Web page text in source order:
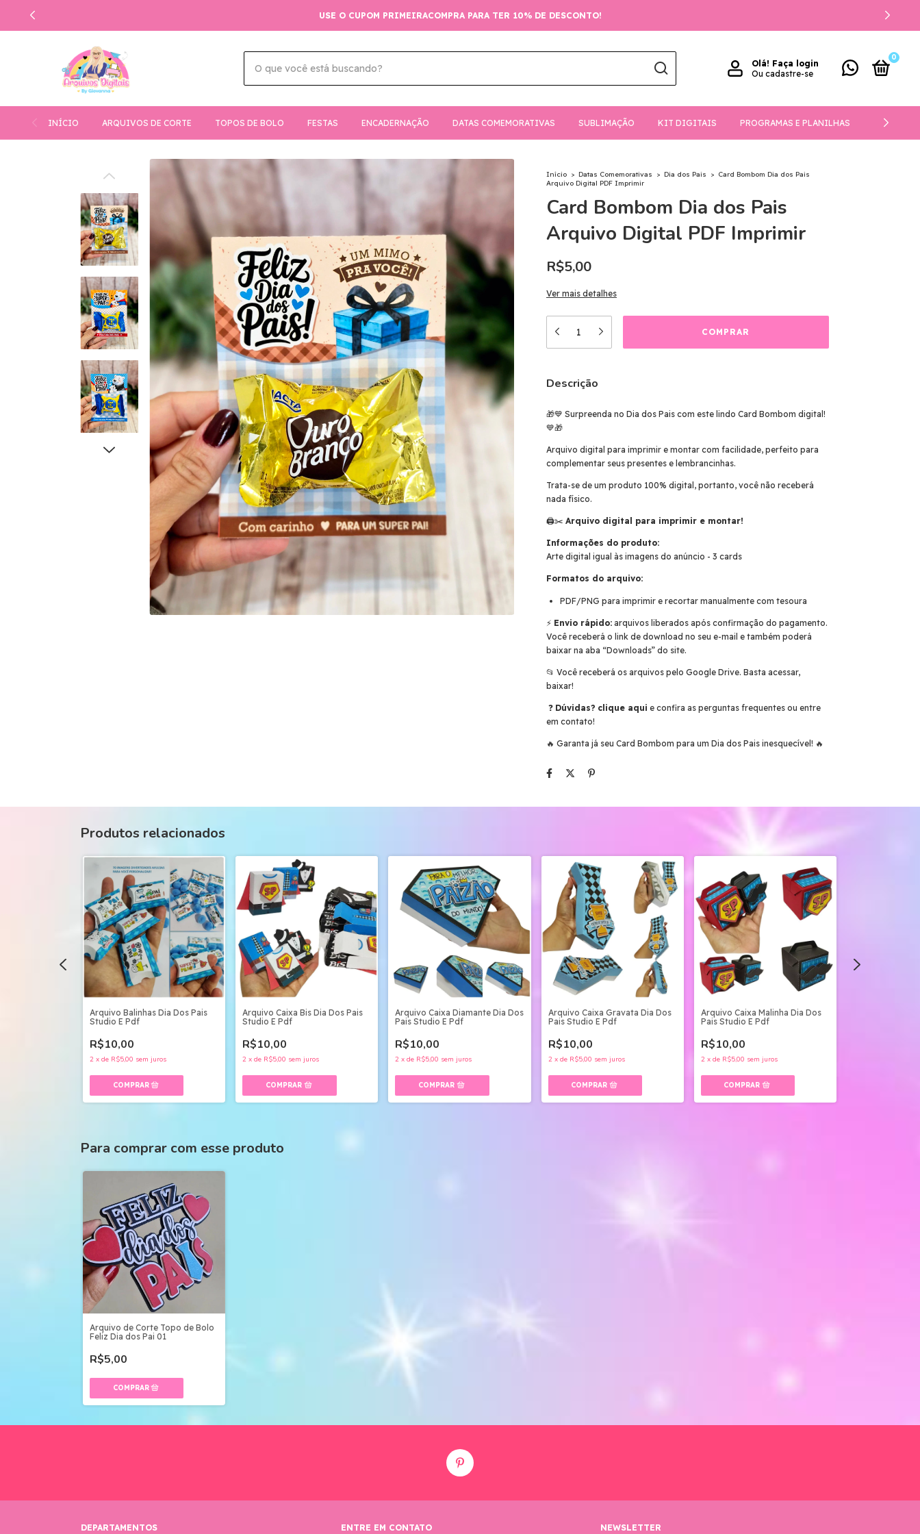
USE O CUPOM PRIMEIRACOMPRA PARA TER 10% DE DESCONTO!
Olá! Faça login
Ou cadastre-se
0
INÍCIO ARQUIVOS DE CORTE TOPOS DE BOLO FESTAS ENCADERNAÇÃO DATAS COMEMORATIVAS SUBLIMAÇÃO KIT DIGITAIS PROGRAMAS E PLANILHAS
Início > Datas Comemorativas > Dia dos Pais > Card Bombom Dia dos Pais
Arquivo Digital PDF Imprimir
Card Bombom Dia dos Pais
Arquivo Digital PDF Imprimir
R$5,00
Ver mais detalhes
Descrição
🎁💙 Surpreenda no Dia dos Pais com este lindo Card Bombom digital!
💙🎁
Arquivo digital para imprimir e montar com facilidade, perfeito para
complementar seus presentes e lembrancinhas.
Trata-se de um produto 100% digital, portanto, você não receberá
nada físico.
🖨️✂️ Arquivo digital para imprimir e montar!
Informações do produto:
Arte digital igual às imagens do anúncio - 3 cards
Formatos do arquivo:
PDF/PNG para imprimir e recortar manualmente com tesoura
⚡ Envio rápido: arquivos liberados após confirmação do pagamento.
Você receberá o link de download no seu e-mail e também poderá
baixar na aba “Downloads” do site.
📂 Você receberá os arquivos pelo Google Drive. Basta acessar,
baixar!
❓ Dúvidas? clique aqui e confira as perguntas frequentes ou entre
em contato!
🔥 Garanta já seu Card Bombom para um Dia dos Pais inesquecível! 🔥
Produtos relacionados
Arquivo Balinhas Dia Dos Pais
Studio E Pdf
R$10,00
2 x de R$5,00 sem juros
Arquivo Caixa Bis Dia Dos Pais
Studio E Pdf
R$10,00
2 xde R$5,00 sem juros
Arquivo Caixa Diamante Dia Dos
Pais Studio E Pdf
R$10,00
2 xde R$5,00 sem juros
Arquivo Caixa Gravata Dia Dos
Pais Studio E Pdf
R$10,00
2 x de R$5,00 sem juros
Arquivo Caixa Malinha Dia Dos
Pais Studio E Pdf
R$10,00
2 x de R$5,00 sem juros
Para comprar com esse produto
Arquivo de Corte Topo de Bolo
Feliz Dia dos Pai 01
R$5,00
DEPARTAMENTOS ENTRE EM CONTATO NEWSLETTER